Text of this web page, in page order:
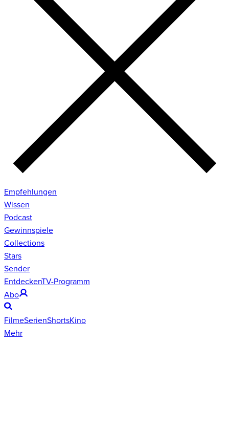
Empfehlungen
Wissen
Podcast
Gewinnspiele
Collections
Stars
Sender
EntdeckenTV-Programm
Abo
FilmeSerienShortsKino
Mehr